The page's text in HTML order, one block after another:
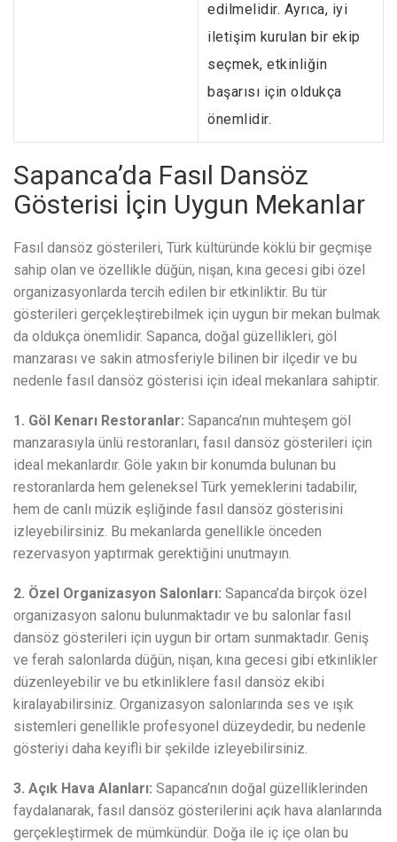
edilmelidir. Ayrıca, iyi
iletişim kurulan bir ekip
seçmek, etkinliğin
başarısı için oldukça
önemlidir.
Sapanca’da Fasıl Dansöz
Gösterisi İçin Uygun Mekanlar
Fasıl dansöz gösterileri, Türk kültüründe köklü bir geçmişe
sahip olan ve özellikle düğün, nişan, kına gecesi gibi özel
organizasyonlarda tercih edilen bir etkinliktir. Bu tür
gösterileri gerçekleştirebilmek için uygun bir mekan bulmak
da oldukça önemlidir. Sapanca, doğal güzellikleri, göl
manzarası ve sakin atmosferiyle bilinen bir ilçedir ve bu
nedenle fasıl dansöz gösterisi için ideal mekanlara sahiptir.
1. Göl Kenarı Restoranlar: Sapanca’nın muhteşem göl
manzarasıyla ünlü restoranları, fasıl dansöz gösterileri için
ideal mekanlardır. Göle yakın bir konumda bulunan bu
restoranlarda hem geleneksel Türk yemeklerini tadabilir,
hem de canlı müzik eşliğinde fasıl dansöz gösterisini
izleyebilirsiniz. Bu mekanlarda genellikle önceden
rezervasyon yaptırmak gerektiğini unutmayın.
2. Özel Organizasyon Salonları: Sapanca’da birçok özel
organizasyon salonu bulunmaktadır ve bu salonlar fasıl
dansöz gösterileri için uygun bir ortam sunmaktadır. Geniş
ve ferah salonlarda düğün, nişan, kına gecesi gibi etkinlikler
düzenleyebilir ve bu etkinliklere fasıl dansöz ekibi
kiralayabilirsiniz. Organizasyon salonlarında ses ve ışık
sistemleri genellikle profesyonel düzeydedir, bu nedenle
gösteriyi daha keyifli bir şekilde izleyebilirsiniz.
3. Açık Hava Alanları: Sapanca’nın doğal güzelliklerinden
faydalanarak, fasıl dansöz gösterilerini açık hava alanlarında
gerçekleştirmek de mümkündür. Doğa ile iç içe olan bu